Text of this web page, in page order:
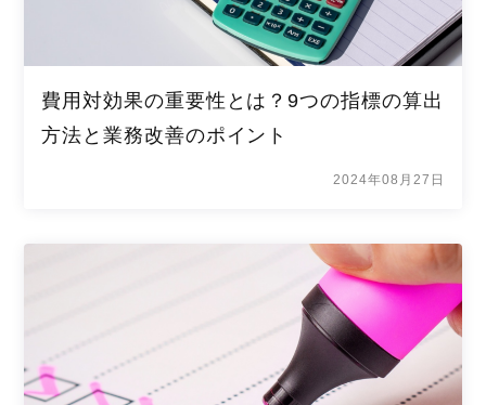
費用対効果の重要性とは？9つの指標の算出
方法と業務改善のポイント
2024年08月27日